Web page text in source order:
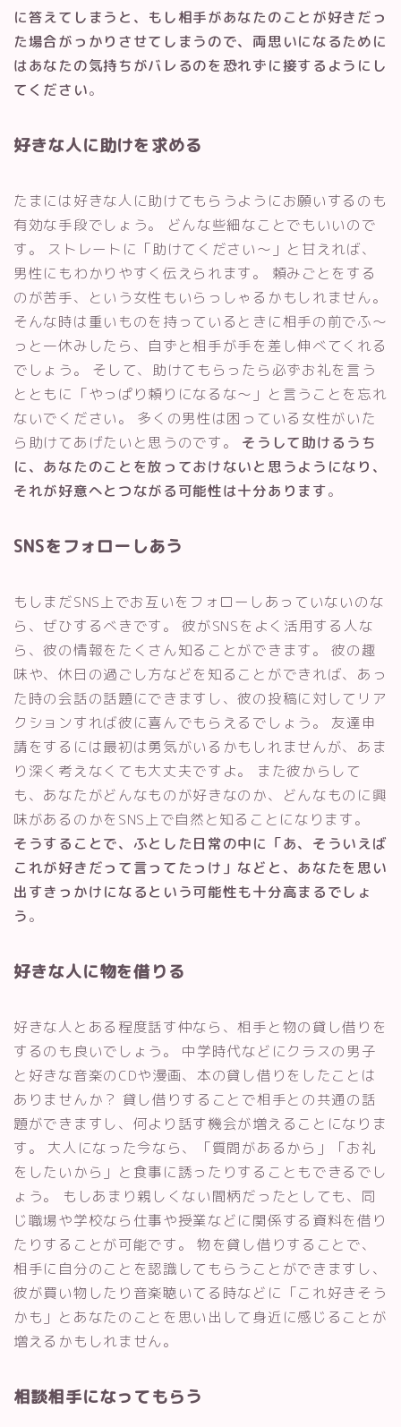
に答えてしまうと、もし相手があなたのことが好きだっ
た場合がっかりさせてしまうので、両思いになるために
はあなたの気持ちがバレるのを恐れずに接するようにし
てください。
好きな人に助けを求める
たまには好きな人に助けてもらうようにお願いするのも
有効な手段でしょう。 どんな些細なことでもいいので
す。 ストレートに「助けてください〜」と甘えれば、
男性にもわかりやすく伝えられます。 頼みごとをする
のが苦手、という女性もいらっしゃるかもしれません。
そんな時は重いものを持っているときに相手の前でふ〜
っと一休みしたら、自ずと相手が手を差し伸べてくれる
でしょう。 そして、助けてもらったら必ずお礼を言う
とともに「やっぱり頼りになるな〜」と言うことを忘れ
ないでください。 多くの男性は困っている女性がいた
ら助けてあげたいと思うのです。 そうして助けるうち
に、あなたのことを放っておけないと思うようになり、
それが好意へとつながる可能性は十分あります。
SNSをフォローしあう
もしまだSNS上でお互いをフォローしあっていないのな
ら、ぜひするべきです。 彼がSNSをよく活用する人な
ら、彼の情報をたくさん知ることができます。 彼の趣
味や、休日の過ごし方などを知ることができれば、あっ
た時の会話の話題にできますし、彼の投稿に対してリア
クションすれば彼に喜んでもらえるでしょう。 友達申
請をするには最初は勇気がいるかもしれませんが、あま
り深く考えなくても大丈夫ですよ。 また彼からして
も、あなたがどんなものが好きなのか、どんなものに興
味があるのかをSNS上で自然と知ることになります。
そうすることで、ふとした日常の中に「あ、そういえば
これが好きだって言ってたっけ」などと、あなたを思い
出すきっかけになるという可能性も十分高まるでしょ
う。
好きな人に物を借りる
好きな人とある程度話す仲なら、相手と物の貸し借りを
するのも良いでしょう。 中学時代などにクラスの男子
と好きな音楽のCDや漫画、本の貸し借りをしたことは
ありませんか？ 貸し借りすることで相手との共通の話
題ができますし、何より話す機会が増えることになりま
す。 大人になった今なら、「質問があるから」「お礼
をしたいから」と食事に誘ったりすることもできるでし
ょう。 もしあまり親しくない間柄だったとしても、同
じ職場や学校なら仕事や授業などに関係する資料を借り
たりすることが可能です。 物を貸し借りすることで、
相手に自分のことを認識してもらうことができますし、
彼が買い物したり音楽聴いてる時などに「これ好きそう
かも」とあなたのことを思い出して身近に感じることが
増えるかもしれません。
相談相手になってもらう